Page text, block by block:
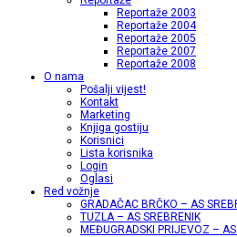
Reportaže 2003
Reportaže 2004
Reportaže 2005
Reportaže 2007
Reportaže 2008
O nama
Pošalji vijest!
Kontakt
Marketing
Knjiga gostiju
Korisnici
Lista korisnika
Login
Oglasi
Red vožnje
GRADAČAC BRČKO – AS
TUZLA – AS SREBRENIK
MEĐUGRADSKI PRIJEVOZ – AS